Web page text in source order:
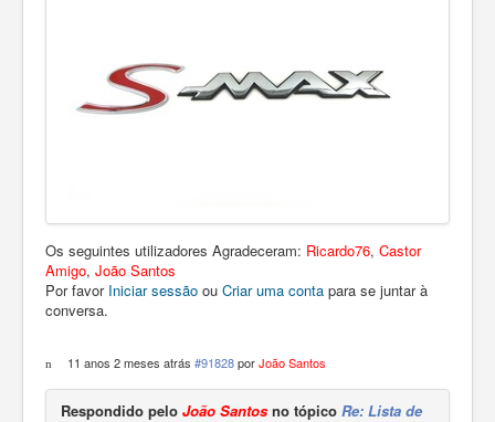
Os seguintes utilizadores Agradeceram: Ricardo76, Castor
Amigo, João Santos
Por favor Iniciar sessão ou Criar uma conta para se juntar à
conversa.
11 anos 2 meses atrás #91828 porJoão Santos
Respondido pelo João Santos no tópico Re: Lista de